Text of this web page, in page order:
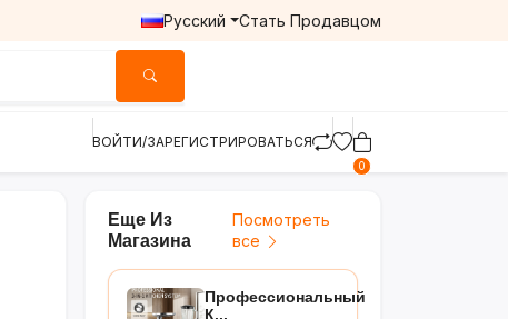
Русский Стать Продавцом
ВОЙТИ/ЗАРЕГИСТРИРОВАТЬСЯ
0
Еще Из
Магазина
Посмотреть
все
Профессиональный
К...